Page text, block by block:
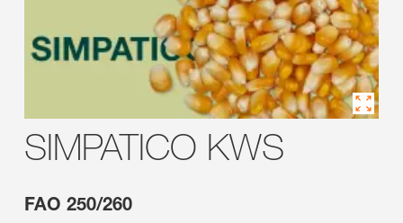
SIMPATICO KWS
FAO 250/260